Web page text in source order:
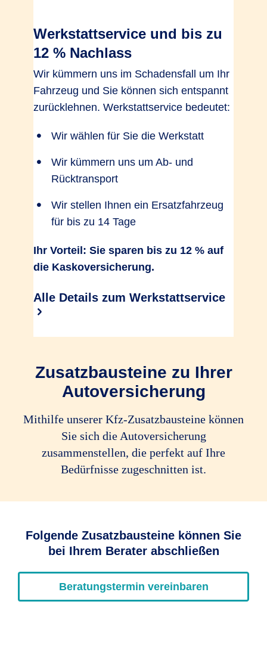
Werkstattservice und bis zu
12 % Nachlass
Wir kümmern uns im Schadensfall um Ihr
Fahrzeug und Sie können sich entspannt
zurücklehnen. Werkstattservice bedeutet:
Wir wählen für Sie die Werkstatt
Wir kümmern uns um Ab- und
Rücktransport
Wir stellen Ihnen ein Ersatzfahrzeug
für bis zu 14 Tage
Ihr Vorteil: Sie sparen bis zu 12 % auf
die Kaskoversicherung.
Alle Details zum Werkstattservice
Zusatzbausteine zu Ihrer
Autoversicherung
Mithilfe unserer Kfz-Zusatz­bau­steine können
Sie sich die Autoversicherung
zusammenstellen, die perfekt auf Ihre
Bedürfnisse zugeschnitten ist.
Folgende Zusatzbausteine können Sie
bei Ihrem Berater abschließen
Beratungstermin vereinbaren